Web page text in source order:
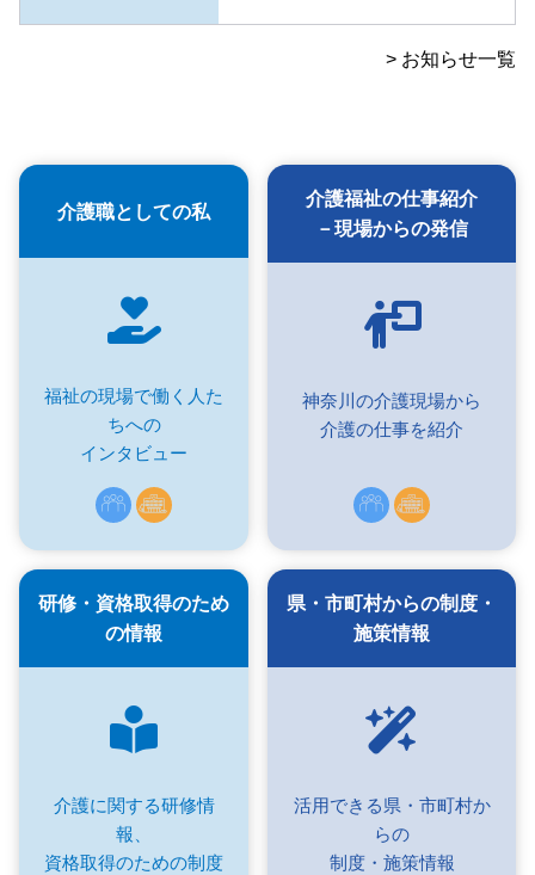
> お知らせ一覧
介護職としての私
福祉の現場で働く人た
ちへの
インタビュー
介護福祉の仕事紹介
－現場からの発信
神奈川の介護現場から
介護の仕事を紹介
研修・資格取得のため
の情報
介護に関する研修情
報、
資格取得のための制度
県・市町村からの制度・
施策情報
活用できる県・市町村か
らの
制度・施策情報